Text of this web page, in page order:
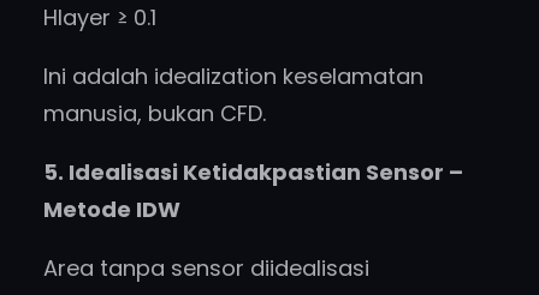
Hlayer ≥ 0.1
Ini adalah idealization keselamatan
manusia, bukan CFD.
5. Idealisasi Ketidakpastian Sensor –
Metode IDW
Area tanpa sensor diidealisasi